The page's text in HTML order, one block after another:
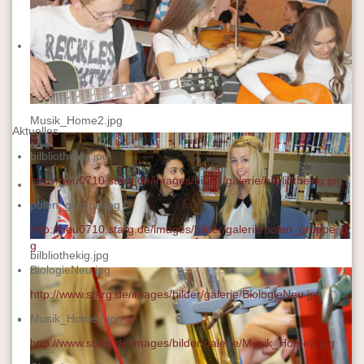
Musik_Home2.jpg
bilbliothekig.jpg
Aktuelles
bilbliothekig.jpg
http://neu0710.starg.de/images/bilder/galerie/bilbliothekig.jpg
polen_gruppe.jpg
http://neu0710.starg.de/images/bilder/galerie/polen_gruppe.jp
g
BiologieNeu.jpg
http://www.starg.de/images/bilder/galerie/BiologieNeu.jpg
Musik_Home2.jpg
http://www.starg.de/images/bilder/galerie/Musik_Home2.jpg